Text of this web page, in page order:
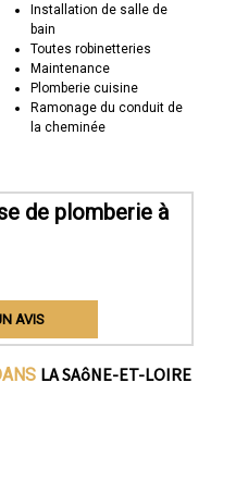
Installation de salle de
bain
Toutes robinetteries
Maintenance
Plomberie cuisine
Ramonage du conduit de
la cheminée
de plomberie à
AVIS
LA SAôNE-ET-LOIRE